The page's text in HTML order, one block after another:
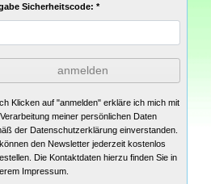
Sicherheitscode: *
anmelden
Klicken auf "anmelden" erkläre ich mich mit
meiner persönlichen Daten
der Datenschutzerklärung einverstanden.
den Newsletter jederzeit kostenlos
Die Kontaktdaten hierzu finden Sie in
Impressum.